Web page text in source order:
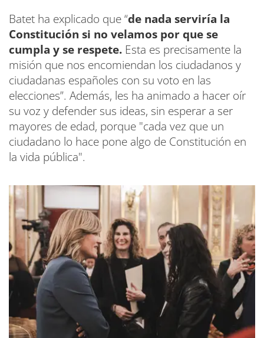
Batet ha explicado que “de nada serviría la
Constitución si no velamos por que se
cumpla y se respete. Esta es precisamente la
misión que nos encomiendan los ciudadanos y
ciudadanas españoles con su voto en las
elecciones”. Además, les ha animado a hacer oír
su voz y defender sus ideas, sin esperar a ser
mayores de edad, porque "cada vez que un
ciudadano lo hace pone algo de Constitución en
la vida pública".